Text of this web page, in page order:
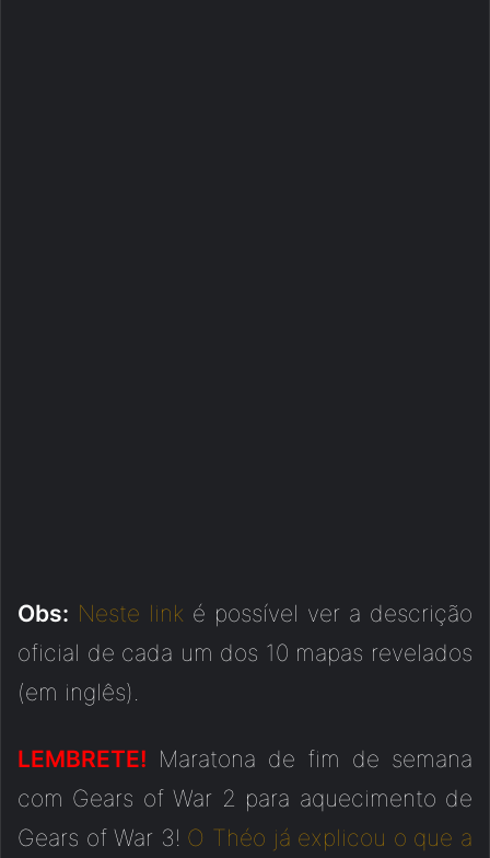
Obs: Neste link é possível ver a descrição
oficial de cada um dos 10 mapas revelados
(em inglês).
LEMBRETE! Maratona de fim de semana
com Gears of War 2 para aquecimento de
Gears of War 3! O Théo já explicou o que a